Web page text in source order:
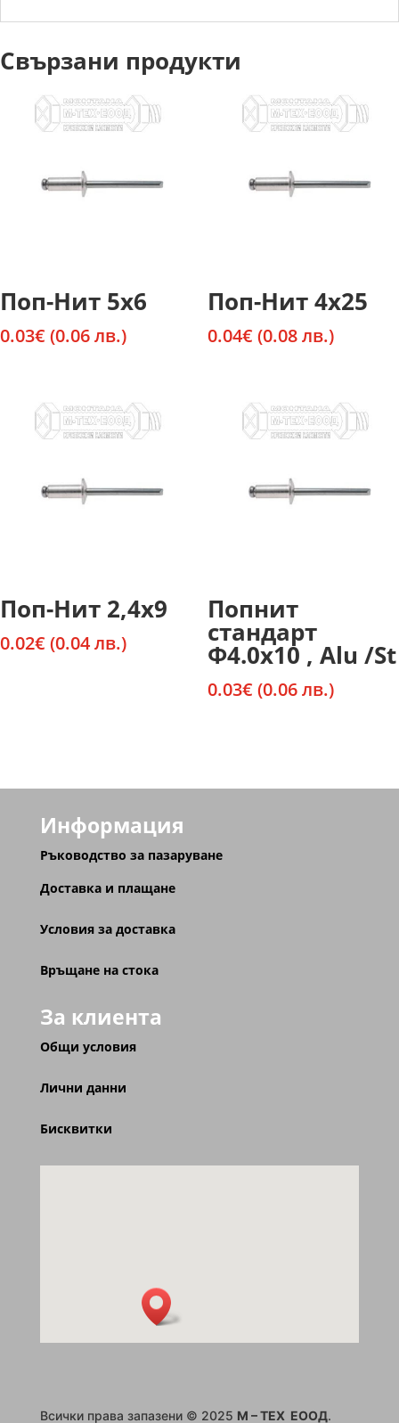
Свързани продукти
Поп-Нит 5х6
0.03€ (0.06 лв.)
Поп-Нит 4х25
0.04€ (0.08 лв.)
Поп-Нит 2,4х9
0.02€ (0.04 лв.)
Попнит
стандарт
Ф4.0х10 , Alu /St
0.03€ (0.06 лв.)
Информация
Ръководство за пазаруване
Доставка и плащане
Условия за доставка
Връщане на стока
За клиента
Общи условия
Лични данни
Бисквитки
Всички права запазени © 2025 M – TEX ЕООД.